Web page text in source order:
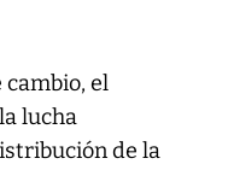
cambio, el
lucha
de la